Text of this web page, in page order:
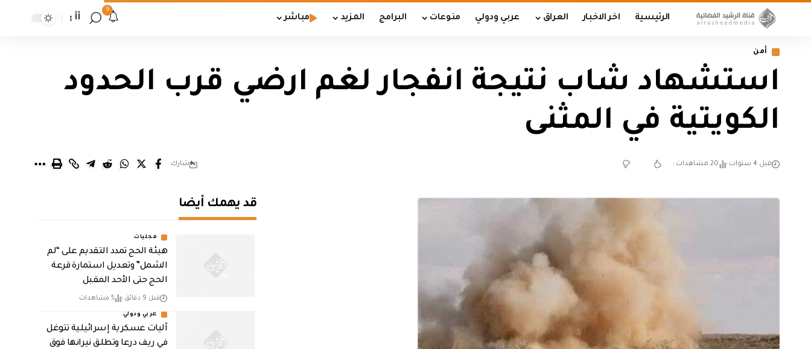
الرئيسية اخر الاخبار العراق عربي ودولي منوعات البرامج المزيد مباشر
9
أأ
أمن
استشهاد شاب نتيجة انفجار لغم ارضي قرب الحدود
الكويتية في المثنى
قبل 4 سنوات 20 مشاهدات شارك
قد يهمك أيضا
محليات
هيئة الحج تمدد التقديم على “لم
الشمل” وتعديل استمارة قرعة
الحج حتى الأحد المقبل
قبل 9 دقائق 5 مشاهدات
عربي ودولي
آليات عسكرية إسرائيلية تتوغل
في ريف درعا وتطلق نيرانها فوق